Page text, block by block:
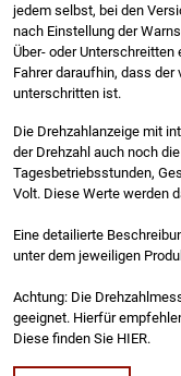
jedem selbst, bei den
nach Einstellung der
Über- oder
Fahrer daraufhin, dass
unterschritten ist.
Die Drehzahlanzeige mit
der Drehzahl auch noch
Tagesbetriebsstunden,
Volt. Diese Werte werden
Eine detailierte
unter dem jeweiligen
Achtung: Die
geeignet. Hierfür
Diese finden Sie HIER.